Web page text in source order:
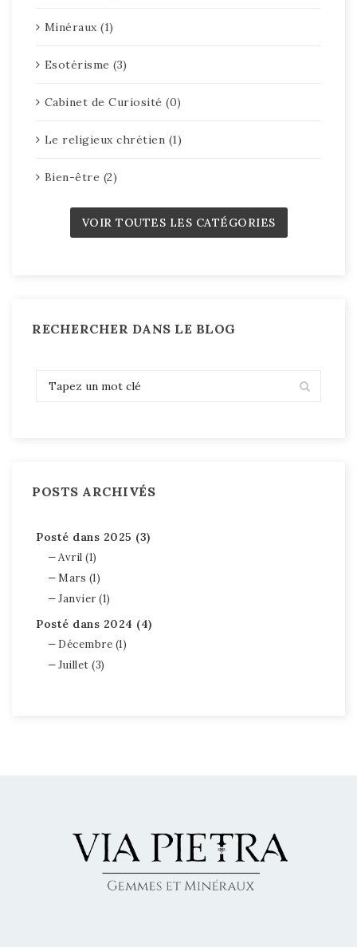
Minéraux (1)
Esotérisme (3)
Cabinet de Curiosité (0)
Le religieux chrétien (1)
Bien-être (2)
VOIR TOUTES LES CATÉGORIES
RECHERCHER DANS LE BLOG
POSTS ARCHIVÉS
Posté dans 2025 (3)
Avril (1)
Mars (1)
Janvier (1)
Posté dans 2024 (4)
Décembre (1)
Juillet (3)